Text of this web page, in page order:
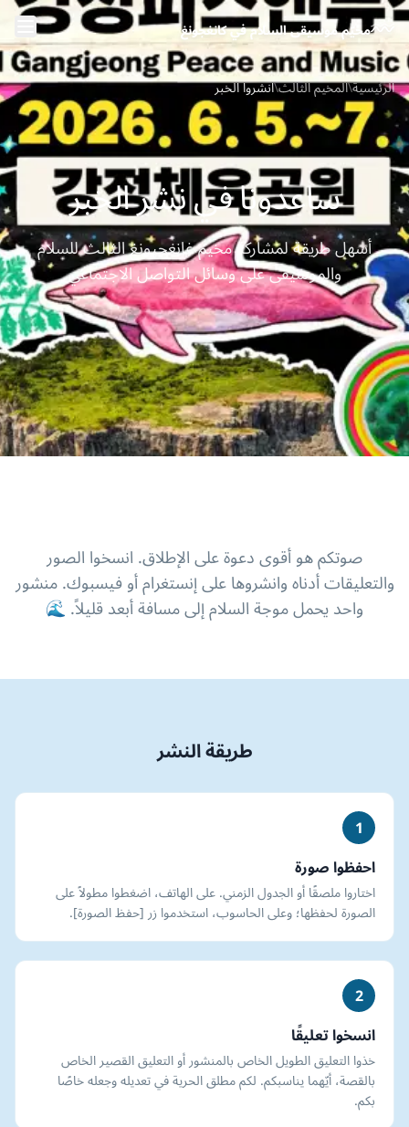
تخطَّ إلى المحتوى الرئيسي
مخيّم موسيقى السلام في كانغجونغ
الرئيسية\المخيم الثالث\انشروا الخبر
ساعدونا في نشر الخبر
أسهل طريقة لمشاركة مخيم غانغجيونغ الثالث للسلام
والموسيقى على وسائل التواصل الاجتماعي
صوتكم هو أقوى دعوة على الإطلاق. انسخوا الصور
والتعليقات أدناه وانشروها على إنستغرام أو فيسبوك. منشور
واحد يحمل موجة السلام إلى مسافة أبعد قليلاً. 🌊
طريقة النشر
1
احفظوا صورة
اختاروا ملصقًا أو الجدول الزمني. على الهاتف، اضغطوا مطولاً على
الصورة لحفظها؛ وعلى الحاسوب، استخدموا زر [حفظ الصورة].
2
انسخوا تعليقًا
خذوا التعليق الطويل الخاص بالمنشور أو التعليق القصير الخاص
بالقصة، أيّهما يناسبكم. لكم مطلق الحرية في تعديله وجعله خاصًا
بكم.